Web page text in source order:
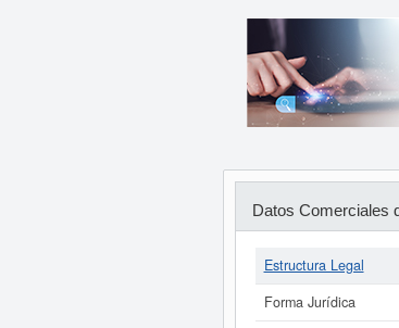
Datos Comerciales
Estructura Legal
Forma Jurídica